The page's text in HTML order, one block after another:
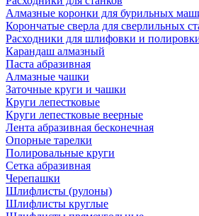
Алмазные коронки для бурильных
Корончатые сверла для сверлильных
Расходники для шлифовки и
Карандаш алмазный
Паста абразивная
Алмазные чашки
Заточные круги и чашки
Круги лепестковые
Круги лепестковые веерные
Лента абразивная бесконечная
Опорные тарелки
Полировальные круги
Сетка абразивная
Черепашки
Шлифлисты (рулоны)
Шлифлисты круглые